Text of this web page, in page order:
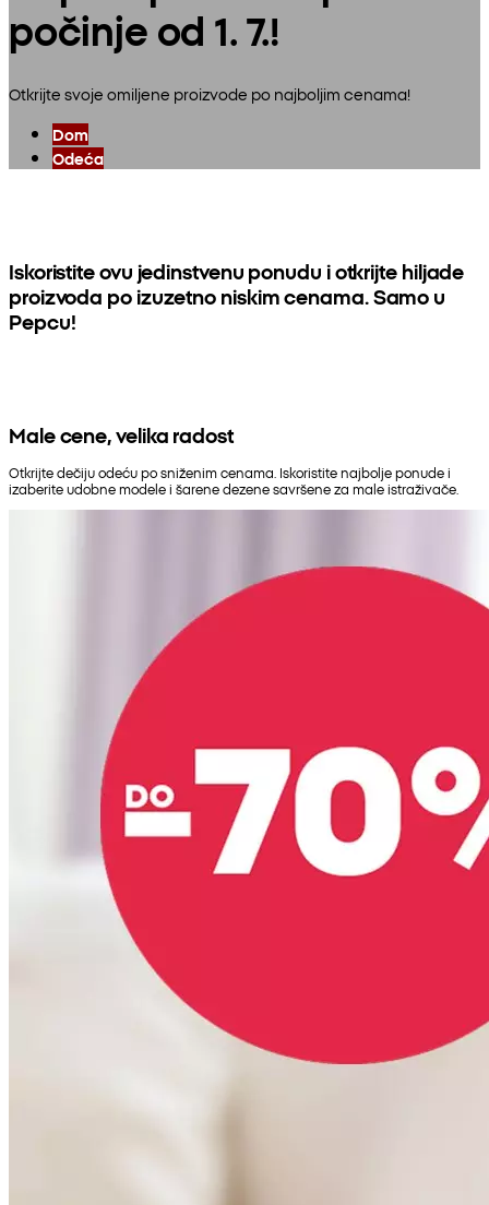
počinje od 1. 7.!
Otkrijte svoje omiljene proizvode po najboljim cenama!
Dom
Odeća
Iskoristite ovu jedinstvenu ponudu i otkrijte hiljade
proizvoda po izuzetno niskim cenama. Samo u
Pepcu!
Male cene, velika radost
Otkrijte dečiju odeću po sniženim cenama. Iskoristite najbolje ponude i
izaberite udobne modele i šarene dezene savršene za male istraživače.